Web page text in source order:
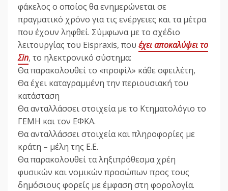
φάκελος ο οποίος θα ενημερώνεται σε
πραγματικό χρόνο για τις ενέργειες και τα μέτρα
που έχουν ληφθεί. Σύμφωνα με το σχέδιο
λειτουργίας του Eispraxis, που έχει αποκαλύψει το
Σin, το ηλεκτρονικό σύστημα:
Θα παρακολουθεί το «προφίλ» κάθε οφειλέτη,
Θα έχει καταγραμμένη την περιουσιακή του
κατάσταση
Θα ανταλλάσσει στοιχεία με το Κτηματολόγιο το
ΓΕΜΗ και τον ΕΦΚΑ.
Θα ανταλλάσσει στοιχεία και πληροφορίες με
κράτη – μέλη της Ε.Ε.
Θα παρακολουθεί τα ληξιπρόθεσμα χρέη
φυσικών και νομικών προσώπων προς τους
δημόσιους φορείς με έμφαση στη φορολογία.